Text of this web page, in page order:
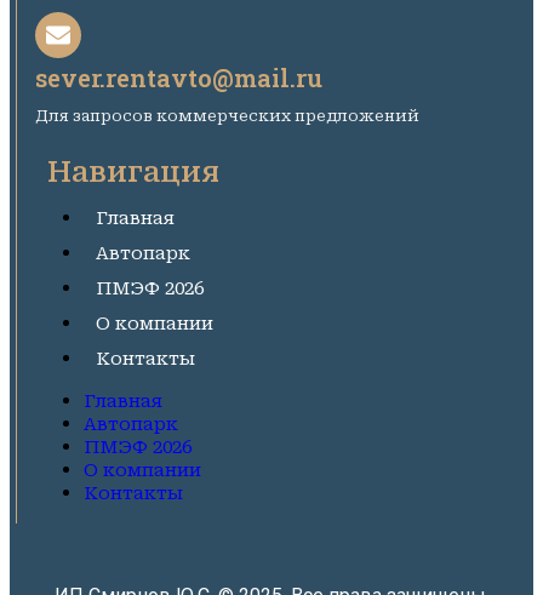
sever.rentavto@mail.ru
Для запросов коммерческих предложений
Навигация
Главная
Автопарк
ПМЭФ 2026
О компании
Контакты
Главная
Автопарк
ПМЭФ 2026
О компании
Контакты